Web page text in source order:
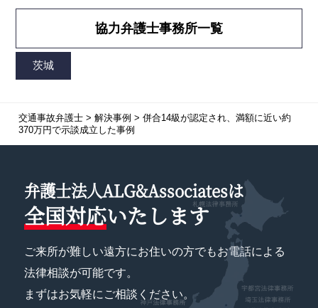
協力弁護士事務所一覧
交通事故弁護士> 解決事例 > 併合14級が認定され、満額に近い約
370万円で示談成立した事例
弁護士法人ALG&Associatesは
全国対応いたします
ご来所が難しい遠方にお住いの方でもお電話による
法律相談が可能です。
まずはお気軽にご相談ください。